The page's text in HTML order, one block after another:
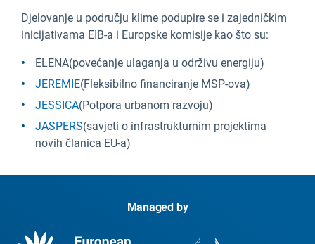
Djelovanje u području klime podupire se i zajedničkim
inicijativama EIB-a i Europske komisije kao što su:
ELENA(povećanje ulaganja u održivu energiju)
JEREMIE(Fleksibilno financiranje MSP-ova)
JESSICA(Potpora urbanom razvoju)
JASPERS(savjeti o infrastrukturnim projektima
novih članica EU-a)
Managed by